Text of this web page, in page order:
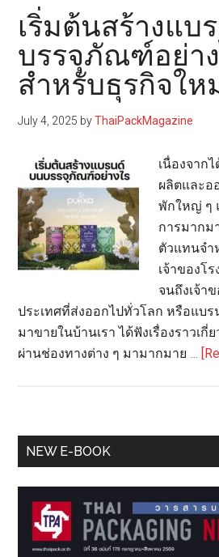
บน
บรร
ภัณ
อย่
ธุร
ให
(2)
เริ่มต้นสร้างแบ
บรรจุภัณฑ์อย่า
สำหรับธุรกิจให
July 4, 2025 byThaiPackMagazine
เนื่องจาก
ผลิตและ
พักใหญ่ ๆ
การมากม
ตัวแทนจำ
เจ้าของโ
จนถึงเจ้า
ประเทศที่ส่งออกไปทั่วโลก หรือแบร
มาขายในบ้านเรา ได้ฟังเรื่องราวเ
ผ่านช่องทางต่าง ๆ มามากมาย …
Primary
NEW E-BOOK